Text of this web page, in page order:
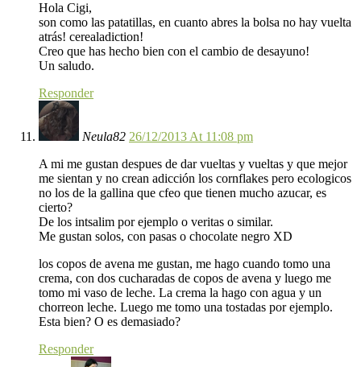
Hola Cigi,
son como las patatillas, en cuanto abres la bolsa no hay vuelta
atrás! cerealadiction!
Creo que has hecho bien con el cambio de desayuno!
Un saludo.
Responder
Neula82 26/12/2013 At 11:08 pm
A mi me gustan despues de dar vueltas y vueltas y que mejor
me sientan y no crean adicción los cornflakes pero ecologicos
no los de la gallina que cfeo que tienen mucho azucar, es
cierto?
De los intsalim por ejemplo o veritas o similar.
Me gustan solos, con pasas o chocolate negro XD
los copos de avena me gustan, me hago cuando tomo una
crema, con dos cucharadas de copos de avena y luego me
tomo mi vaso de leche. La crema la hago con agua y un
chorreon leche. Luego me tomo una tostadas por ejemplo.
Esta bien? O es demasiado?
Responder